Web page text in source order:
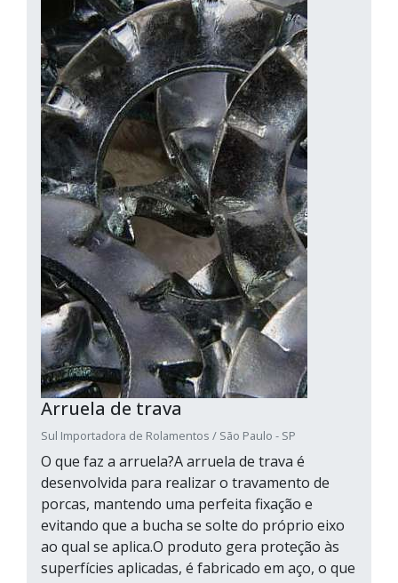
Arruela de trava
Sul Importadora de Rolamentos / São Paulo - SP
O que faz a arruela?A arruela de trava é
desenvolvida para realizar o travamento de
porcas, mantendo uma perfeita fixação e
evitando que a bucha se solte do próprio eixo
ao qual se aplica.O produto gera proteção às
superfícies aplicadas, é fabricado em aço, o que